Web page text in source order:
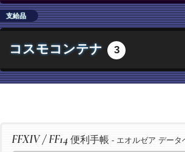
/ac "下地加工" <wait.3>
/ac "パーフェクトメンド" <wait.3>
/ac "イノベーション" <wait.2>
/ac "グレートストライド"
支給品
コスモコンテナ 3
FFXIV / FF14 便利手帳 - エオルゼア データ